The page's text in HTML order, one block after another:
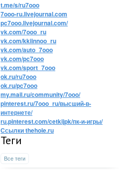
t.me/s/ru7ooo
7ooo-ru.livejournal.com
pc7ooo.livejournal.com/
vk.com/7ooo_ru
vk.com/kkiinnoo_ru
vk.com/auto_7ooo
vk.com/pc7ooo
vk.com/sport_7ooo
ok.ru/ru7ooo
ok.ru/pc7ooo
my.mail.ru/community/7ooo/
pinterest.ru/7ooo_ru/высший-в-
интернете/
ru.pinterest.com/cetkijpk/пк-и-игры/
Ссылки thehole.ru
Теги
Все теги